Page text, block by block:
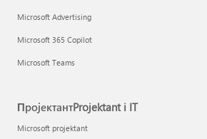
Microsoft Advertising
Microsoft 365 Copilot
Microsoft Teams
ПројектантProjektant i IT
Microsoft projektant